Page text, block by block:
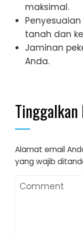
maksimal.
tanah dan
Jaminan
Anda.
Tinggalkan
Alamat email
yang wajib